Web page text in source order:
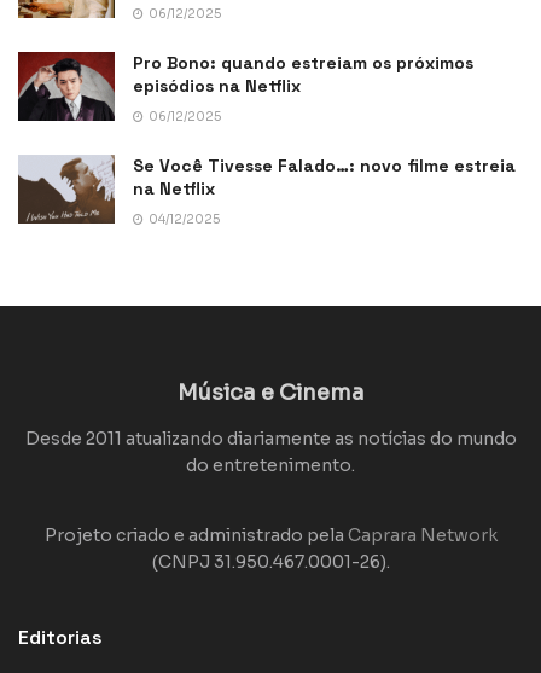
06/12/2025
Pro Bono: quando estreiam os próximos
episódios na Netflix
06/12/2025
Se Você Tivesse Falado…: novo filme estreia
na Netflix
04/12/2025
Música e Cinema
Desde 2011 atualizando diariamente as notícias do mundo
do entretenimento.
Projeto criado e administrado pela Caprara Network
(CNPJ 31.950.467.0001-26).
Editorias